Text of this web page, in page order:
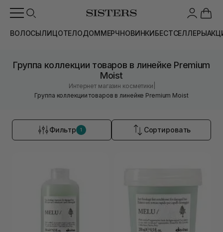
ВОЛОСЫЛИЦОТЕЛОДОММЕРЧНОВИНКИБЕСТСЕЛЛЕРЫ
Группа коллекции товаров в линейке Premium
Moist
Интернет магазин косметики
Группа коллекции товаров в линейке Premium Moist
Фильтр 1 Сортировать